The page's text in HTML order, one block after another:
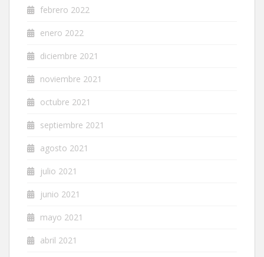
febrero 2022
enero 2022
diciembre 2021
noviembre 2021
octubre 2021
septiembre 2021
agosto 2021
julio 2021
junio 2021
mayo 2021
abril 2021